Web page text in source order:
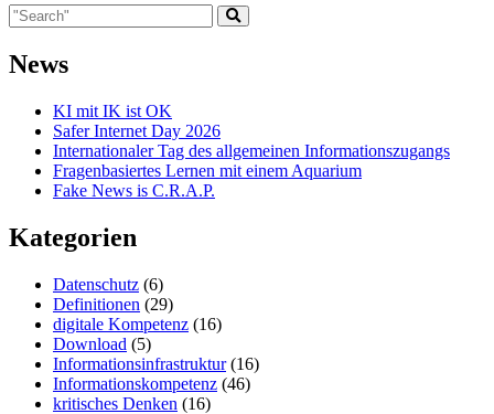
News
KI mit IK ist OK
Safer Internet Day 2026
Internationaler Tag des allgemeinen Informationszugangs
Fragenbasiertes Lernen mit einem Aquarium
Fake News is C.R.A.P.
Kategorien
Datenschutz (6)
Definitionen (29)
digitale Kompetenz (16)
Download (5)
Informationsinfrastruktur(16)
Informationskompetenz (46)
kritisches Denken (16)